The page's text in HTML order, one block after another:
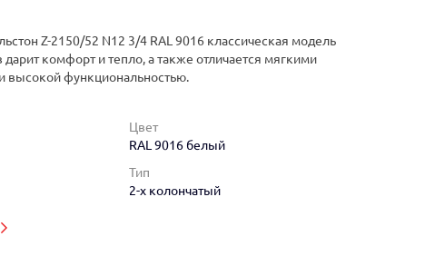
Z-2150/52 N12 3/4 RAL 9016 классическая модель
дарит комфорт и тепло, а также отличается мягкими
высокой функциональностью.
Цвет
RAL 9016 белый
Тип
2-х колончатый